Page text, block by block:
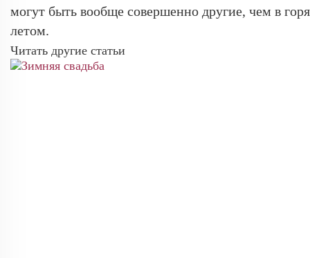
могут быть вообще совершенно другие, чем в
летом.
Читать другие статьи